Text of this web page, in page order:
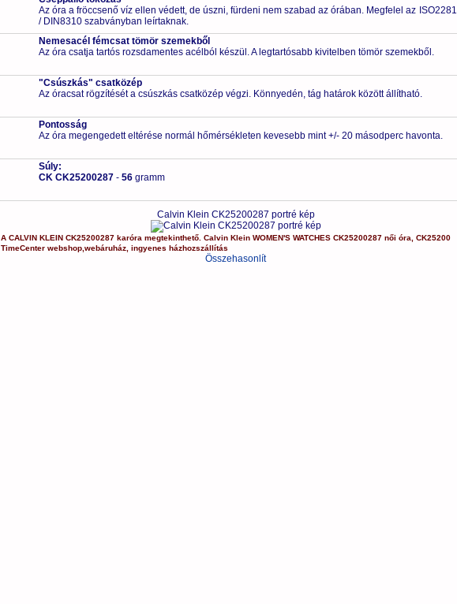
Az óra a fröccsenő víz ellen védett, de úszni, fürdeni nem szabad az órában. Megfelel az ISO2281
/ DIN8310 szabványban leírtaknak.
Nemesacél fémcsat tömör szemekből
Az óra csatja tartós rozsdamentes acélból készül. A legtartósabb kivitelben tömör szemekből.
"Csúszkás" csatközép
Az óracsat rögzítését a csúszkás csatközép végzi. Könnyedén, tág határok között állítható.
Pontosság
Az óra megengedett eltérése normál hőmérsékleten kevesebb mint +/- 20 másodperc havonta.
Súly:
CK CK25200287- 56 gramm
Calvin Klein CK25200287 portré kép
A CALVIN KLEIN CK25200287 karóra megtekinthető. Calvin Klein WOMEN'S WATCHES CK25200287 női óra
CK25200
TimeCenter webshop, webáruház, ingyenes házhozszállítás
Összehasonlít